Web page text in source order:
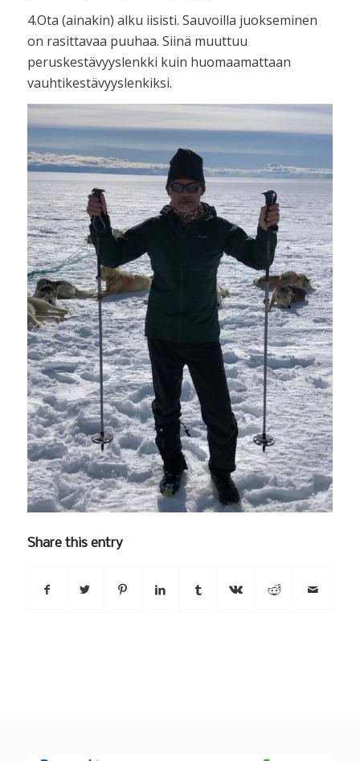
4.Ota (ainakin) alku iisisti. Sauvoilla juokseminen
on rasittavaa puuhaa. Siinä muuttuu
peruskestävyyslenkki kuin huomaamattaan
vauhtikestävyyslenkiksi.
Share this entry